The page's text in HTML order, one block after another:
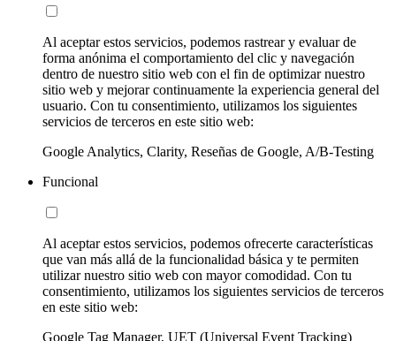
Al aceptar estos servicios, podemos rastrear y evaluar de
forma anónima el comportamiento del clic y navegación
dentro de nuestro sitio web con el fin de optimizar nuestro
sitio web y mejorar continuamente la experiencia general del
usuario. Con tu consentimiento, utilizamos los siguientes
servicios de terceros en este sitio web:
Google Analytics, Clarity, Reseñas de Google, A/B-Testing
Funcional
Al aceptar estos servicios, podemos ofrecerte características
que van más allá de la funcionalidad básica y te permiten
utilizar nuestro sitio web con mayor comodidad. Con tu
consentimiento, utilizamos los siguientes servicios de terceros
en este sitio web:
Google Tag Manager, UET (Universal Event Tracking)